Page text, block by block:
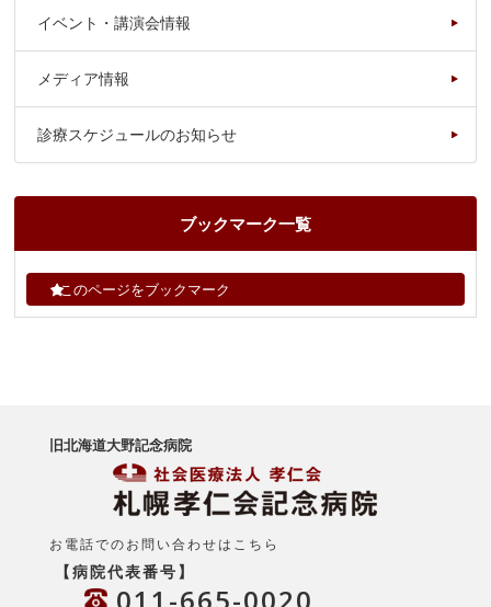
イベント・講演会情報
メディア情報
診療スケジュールのお知らせ
ブックマーク一覧
このページをブックマーク
旧北海道大野記念病院
お電話でのお問い合わせはこちら
【病院代表番号】